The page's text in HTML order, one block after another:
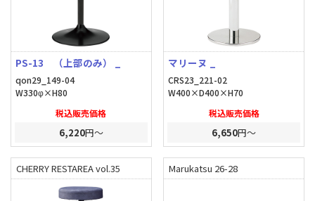
PS-13 （上部のみ） _
qon29_149-04
W330φ×H80
税込販売価格
6,220円～
マリーヌ _
CRS23_221-02
W400×D400×H70
税込販売価格
6,650円～
CHERRY RESTAREA vol.35 Marukatsu 26-28